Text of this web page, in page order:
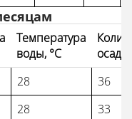
Температура
воды, °C
28
36
28
33